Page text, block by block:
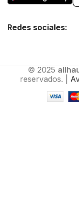
Redes sociales:
© 2025
reservados. |